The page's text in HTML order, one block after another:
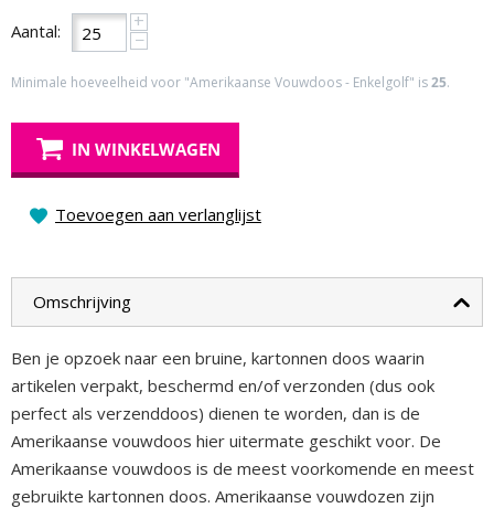
Aantal: +
−
Minimale hoeveelheid voor "Amerikaanse Vouwdoos - Enkelgolf" is25.
IN WINKELWAGEN
Toevoegen aan verlanglijst
Omschrijving
Ben je opzoek naar een bruine, kartonnen doos waarin
artikelen verpakt, beschermd en/of verzonden (dus ook
perfect als verzenddoos) dienen te worden, dan is de
Amerikaanse vouwdoos hier uitermate geschikt voor. De
Amerikaanse vouwdoos is de meest voorkomende en meest
gebruikte kartonnen doos. Amerikaanse vouwdozen zijn